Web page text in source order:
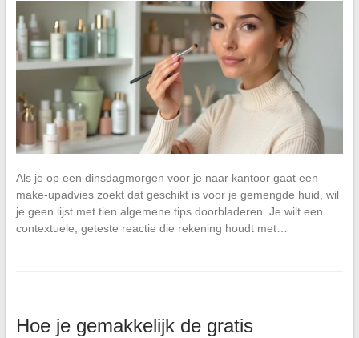
Als je op een dinsdagmorgen voor je naar kantoor gaat een
make-upadvies zoekt dat geschikt is voor je gemengde huid, wil
je geen lijst met tien algemene tips doorbladeren. Je wilt een
contextuele, geteste reactie die rekening houdt met…
Hoe je gemakkelijk de gratis